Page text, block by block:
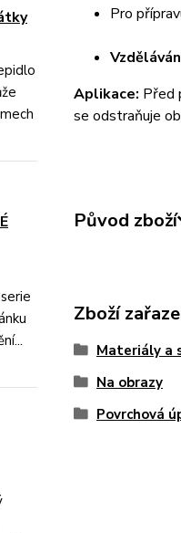
Pro
Aplikace: Před
se odstraňuje
Původ zboží
Zboží
Materiály a
Na obrazy
Povrchová